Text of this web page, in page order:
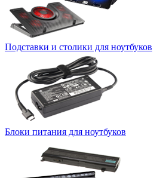
Подставки и столики для ноутбуков
Блоки питания для ноутбуков